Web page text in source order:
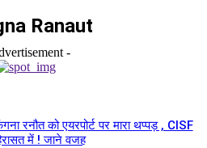
Ranaut
-
रनौत को एयरपोर्ट पर मारा थप्पड़ , CISF
में ! जाने वजह